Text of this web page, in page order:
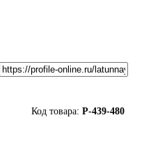
Код товара: P-439-480